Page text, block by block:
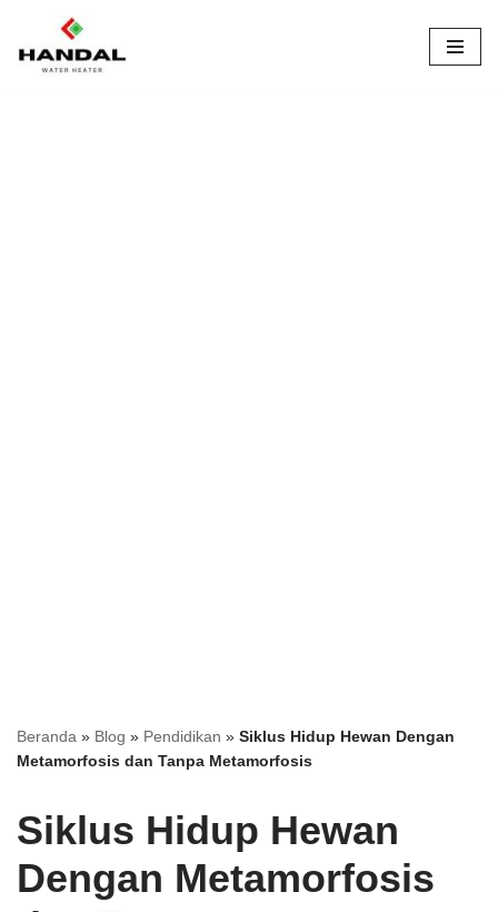
Lompat
Beranda » Blog » Pendidikan » Siklus Hidup Hewan Dengan
Metamorfosis dan Tanpa Metamorfosis
Siklus Hidup Hewan
Dengan Metamorfosis